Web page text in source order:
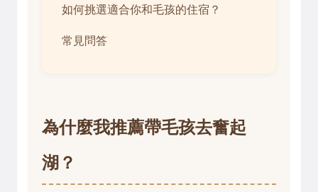
如何挑選適合你和毛孩的住宿？
常見問答
為什麼我推薦帶毛孩去奮起
湖？